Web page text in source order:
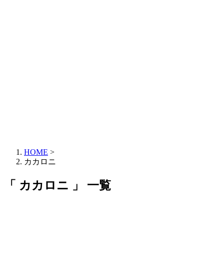
HOME >
カカロニ
「 カカロニ 」 一覧